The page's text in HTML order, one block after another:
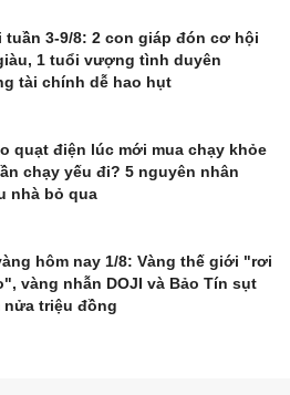
tuần 3-9/8: 2 con giáp đón cơ hội
1 tuổi vượng tình duyên
tài chính dễ hao hụt
quạt điện lúc mới mua chạy khỏe
chạy yếu đi? 5 nguyên nhân
nhà bỏ qua
hôm nay 1/8: Vàng thế giới "rơi
vàng nhẫn DOJI và Bảo Tín sụt
nửa triệu đồng